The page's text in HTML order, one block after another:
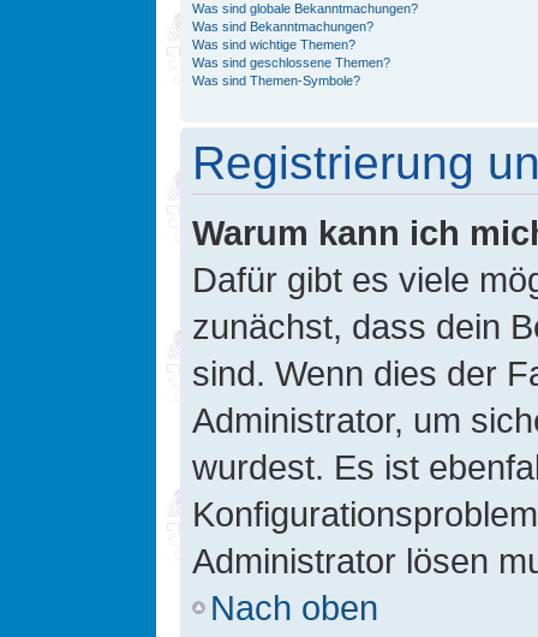
Was sind globale Bekanntmachungen?
Was sind Bekanntmachungen?
Was sind wichtige Themen?
Was sind geschlossene Themen?
Was sind Themen-Symbole?
Registrierung
Warum kann ich
Dafür gibt es viele
zunächst, dass dein
sind. Wenn dies der
Administrator, um
wurdest. Es ist
Administrator lösen
Nach oben